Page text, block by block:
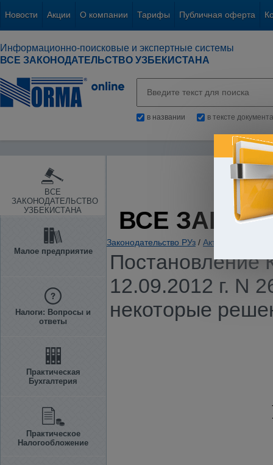
Новости Акции О компании Тарифы Публичная оферта
Информационно-поисковые и экспертные системы
ВСЕ ЗАКОНОДАТЕЛЬСТВО УЗБЕКИСТАНА
в названии в тексте документа
ВСЕ
ЗАКОНОДАТЕЛЬСТВО
УЗБЕКИСТАНА
Малое предприятие
Налоги: Вопросы и
ответы
Практическая
Бухгалтерия
Практическое
Налогообложение
ВСЕ
Законодательство РУз / Акты
Постановление
12.09.2012 г. N
некоторые